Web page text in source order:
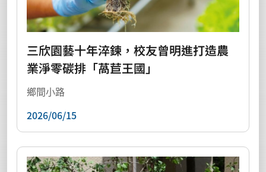
三欣園藝十年淬鍊，校友曾明進打造農
業淨零碳排「萵苣王國」
鄉間小路
2026/06/15